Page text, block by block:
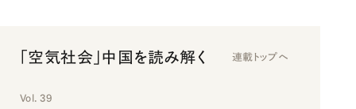
「空気社会」中国を読み解く 連載トップへ
Vol. 39